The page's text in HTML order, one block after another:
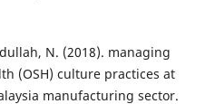
N. (2018). managing
(OSH) culture practices at
manufacturing sector.